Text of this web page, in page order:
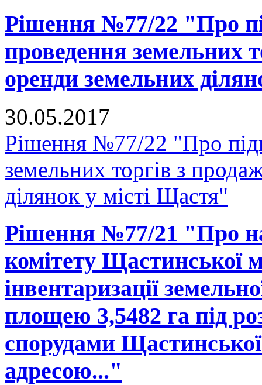
Рішення №77/22 "Про
проведення земельних
оренди земельних
30.05.2017
Рішення №77/22 "Про
земельних торгів з
ділянок у місті Щастя"
Рішення №77/21 "Про
комітету Щастинської
інвентаризації
площею 3,5482 га під
спорудами Щастинської
адресою..."